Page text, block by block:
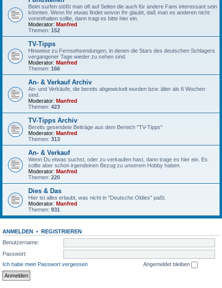
Beim surfen stößt man oft auf Seiten die auch für andere Fans interessant sein
könnten. Wenn Ihr etwas findet wovon Ihr glaubt, daß man es anderen nicht
vorenthalten sollte, dann tragt es bitte hier ein.
Moderator: Manfred
Themen: 152
TV-Tipps
Hinweise zu Fernsehsendungen, in denen die Stars des deutschen Schlagers
vergangener Tage wieder zu sehen sind.
Moderator: Manfred
Themen: 166
An- & Verkauf Archiv
An- und Verkäufe, die bereits abgewickelt wurden bzw. älter als 6 Wochen
sind.
Moderator: Manfred
Themen: 423
TV-Tipps Archiv
Bereits gesendete Beiträge aus dem Bereich "TV-Tipps"
Moderator: Manfred
Themen: 313
An- & Verkauf
Wenn Du etwas suchst, oder zu verkaufen hast, dann trage es hier ein. Es
sollte aber schon irgendeinen Bezug zu unserem Hobby haben.
Moderator: Manfred
Themen: 220
Dies & Das
Hier ist alles erlaubt, was nicht in "Deutsche Oldies" paßt.
Moderator: Manfred
Themen: 931
ANMELDEN • REGISTRIEREN
Benutzername:
Passwort:
Ich habe mein Passwort vergessen
Angemeldet bleiben